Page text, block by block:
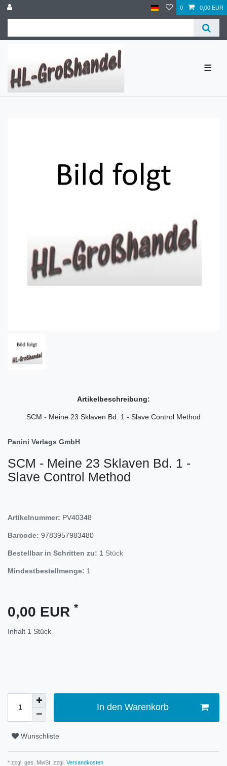
0 0,00 EUR
☰
Artikelbeschreibung:
SCM - Meine 23 Sklaven Bd. 1 - Slave Control Method
Panini Verlags GmbH
SCM - Meine 23 Sklaven Bd. 1 -
Slave Control Method
Artikelnummer: PV40348
Barcode: 9783957983480
Bestellbar in Schritten zu: 1 Stück
Mindestbestellmenge: 1
0,00 EUR *
Inhalt 1 Stück
In den Warenkorb
Wunschliste
* zzgl. ges. MwSt. zzgl. Versandkosten